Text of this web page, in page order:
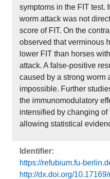
symptoms in the FIT test.
worm attack was not
score of FIT. On the
observed that verminous
lower FIT than horses
attack. A false-positive
caused by a strong worm
impossible. Further
the immunomodulatory
intensified by changing
allowing statistical
Identifier:
https://refubium.fu-
http://dx.doi.org/